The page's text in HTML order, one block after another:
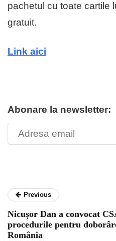
pachetul cu toate cartile
gratuit.
Link aici
Abonare la newsletter:
Previous
Nicușor Dan a convocat
procedurile pentru
România